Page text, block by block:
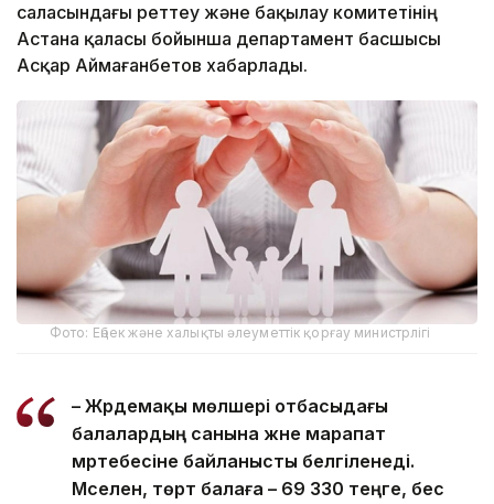
саласындағы реттеу және бақылау комитетінің
Астана қаласы бойынша департамент басшысы
Асқар Аймағанбетов хабарлады.
Фото: Еңбек және халықты әлеуметтік қорғау министрлігі
– Жәрдемақы мөлшері отбасыдағы
балалардың санына және марапат
мәртебесіне байланысты белгіленеді.
Мәселен, төрт балаға – 69 330 теңге, бес